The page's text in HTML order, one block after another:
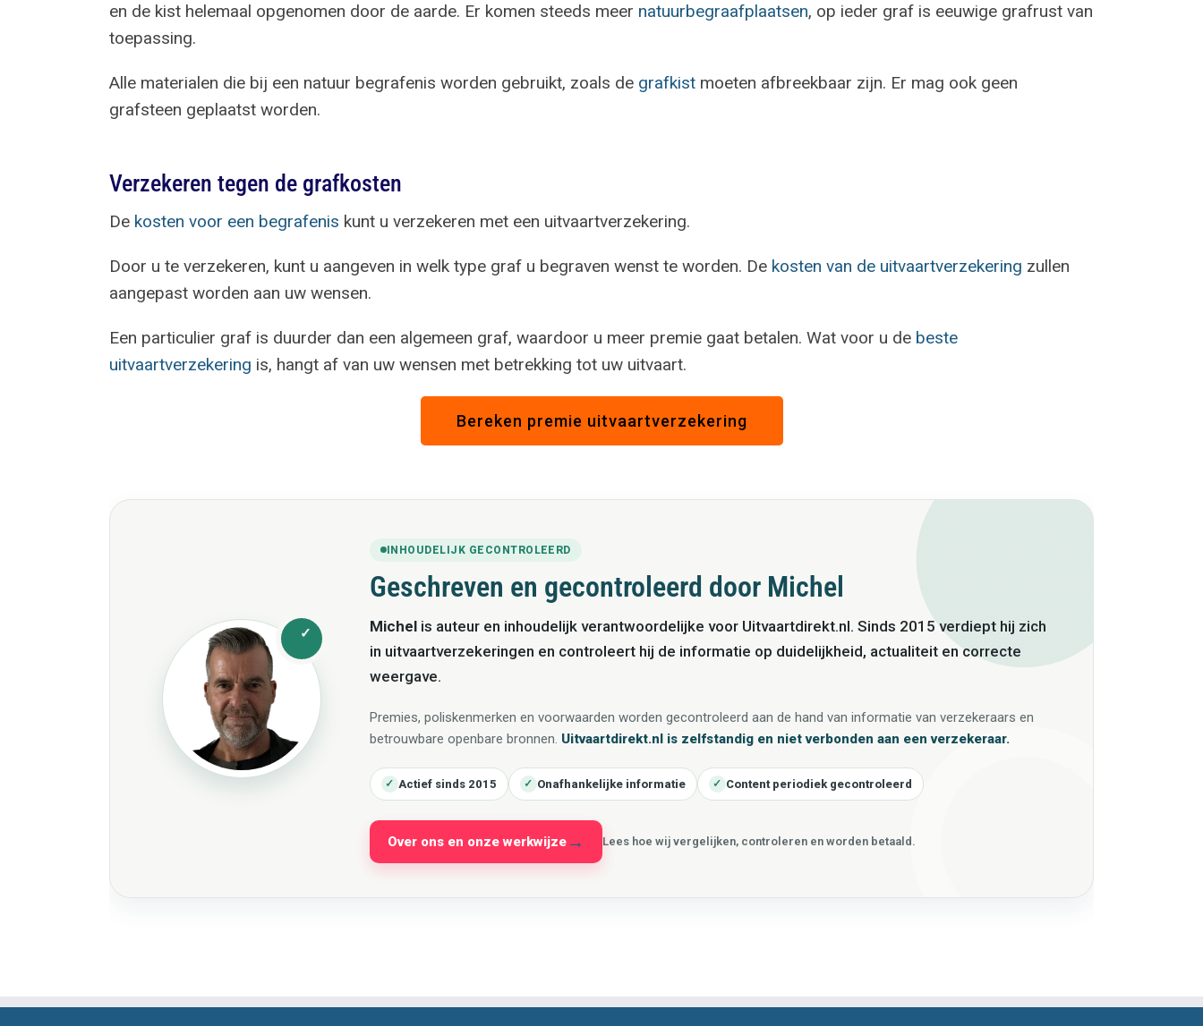
en de kist helemaal opgenomen door de aarde. Er komen steeds meer natuurbegraafplaatsen, op ieder graf is eeuwige grafrust van
toepassing.
Alle materialen die bij een natuur begrafenis worden gebruikt, zoals de grafkistmoeten afbreekbaar zijn. Er mag ook geen
grafsteen geplaatst worden.
Verzekeren tegen de grafkosten
De kosten voor een begrafenis kunt u verzekeren met een uitvaartverzekering.
Door u te verzekeren, kunt u aangeven in welk type graf u begraven wenst te worden. De kosten van de uitvaartverzekering zullen
aangepast worden aan uw wensen.
Een particulier graf is duurder dan een algemeen graf, waardoor u meer premie gaat betalen. Wat voor u de beste
uitvaartverzekering is, hangt af van uw wensen met betrekking tot uw uitvaart.
Bereken premie uitvaartverzekering
INHOUDELIJK GECONTROLEERD
Geschreven en gecontroleerd door Michel
Michelis auteur en inhoudelijk verantwoordelijke voor Uitvaartdirekt.nl. Sinds 2015 verdiept hij zich
in uitvaartverzekeringen en controleert hij de informatie op duidelijkheid, actualiteit en correcte
weergave.
Premies, poliskenmerken en voorwaarden worden gecontroleerd aan de hand van informatie van verzekeraars en
betrouwbare openbare bronnen. Uitvaartdirekt.nl is zelfstandig en niet verbonden aan een verzekeraar.
✓ Actief sinds 2015 ✓ Onafhankelijke informatie ✓ Content periodiek gecontroleerd
Over ons en onze werkwijze Lees hoe wij vergelijken, controleren en worden betaald.